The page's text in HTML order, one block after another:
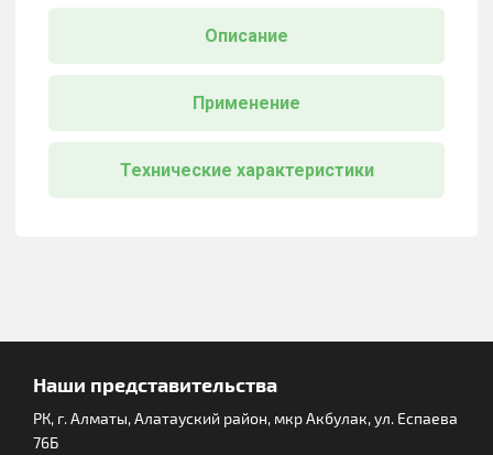
Описание
Применение
Технические характеристики
Наши представительства
РК, г. Алматы, Алатауский район, мкр Акбулак, ул. Еспаева
76Б